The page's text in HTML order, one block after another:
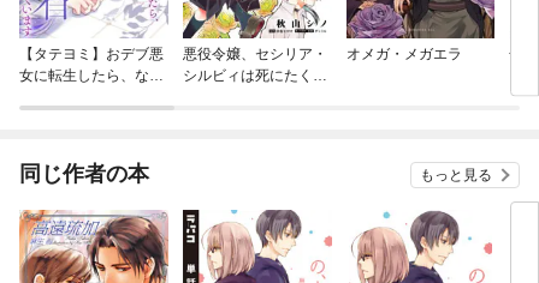
【タテヨミ】おデブ悪
女に転生したら、なぜ
悪役令嬢、セシリア・
シルビィは死にたくな
オメガ・メガエラ
合
同じ作者の本 もっと見る